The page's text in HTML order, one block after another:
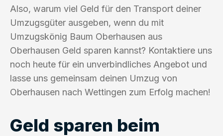
Also, warum viel Geld für den Transport deiner
Umzugsgüter ausgeben, wenn du mit
Umzugskönig Baum Oberhausen aus
Oberhausen Geld sparen kannst? Kontaktiere uns
noch heute für ein unverbindliches Angebot und
lasse uns gemeinsam deinen Umzug von
Oberhausen nach Wettingen zum Erfolg machen!
Geld sparen beim